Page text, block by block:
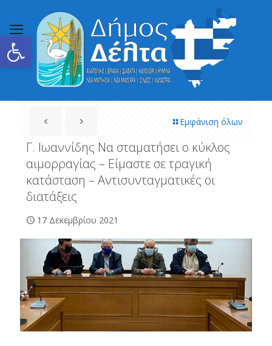
Ανοίξτε τη γραμμή εργαλείων
Εμφάνιση όλων
Γ. Ιωαννίδης Να σταματήσει ο κύκλος
αιμορραγίας – Είμαστε σε τραγική
κατάσταση – Αντισυνταγματικές οι
διατάξεις
17 Δεκεμβρίου 2021